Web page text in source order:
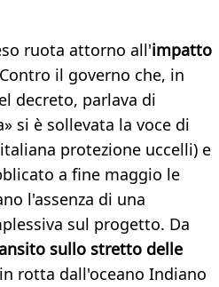
ruota attorno all'impatto
il governo che, in
decreto, parlava di
si è sollevata la voce di
protezione uccelli) e
a fine maggio le
l'assenza di una
sul progetto. Da
sullo stretto delle
in rotta dall'oceano Indiano